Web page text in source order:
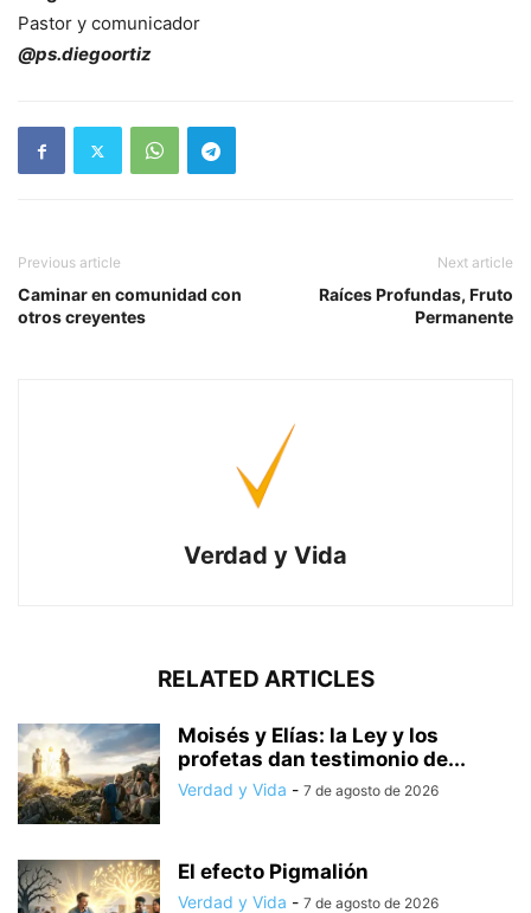
Pastor y comunicador
@ps.diegoortiz
Previous article
Caminar en comunidad con
otros creyentes
Next article
Raíces Profundas, Fruto
Permanente
Verdad y Vida
RELATED ARTICLES
Moisés y Elías: la Ley y los
profetas dan testimonio de...
Verdad y Vida - 7 de agosto de 2026
El efecto Pigmalión
Verdad y Vida - 7 de agosto de 2026